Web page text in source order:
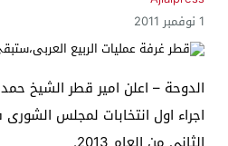
1 نوفمبر 2011
الدوحة – اعلن امير قطر الشيخ حمد
اجراء اول انتخابات لمجلس